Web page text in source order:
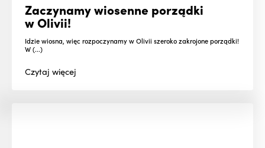
Zaczynamy wiosenne porządki
w Olivii!
Idzie wiosna, więc rozpoczynamy w Olivii szeroko zakrojone porządki!
W (...)
Czytajwięcej